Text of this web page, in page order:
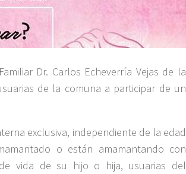
Dr. Carlos Echeverría Vejas de la
de la comuna a participar de un
exclusiva, independiente de la edad
o están amamantando con
vida de su hijo o hija, usuarias del